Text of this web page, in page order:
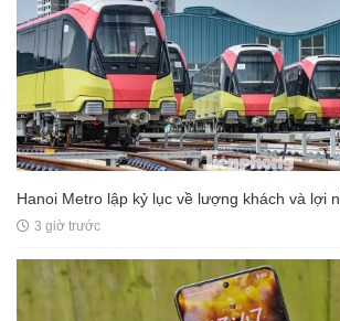
Hanoi Metro lập kỷ lục về lượng khách và lợi
3 giờ trước